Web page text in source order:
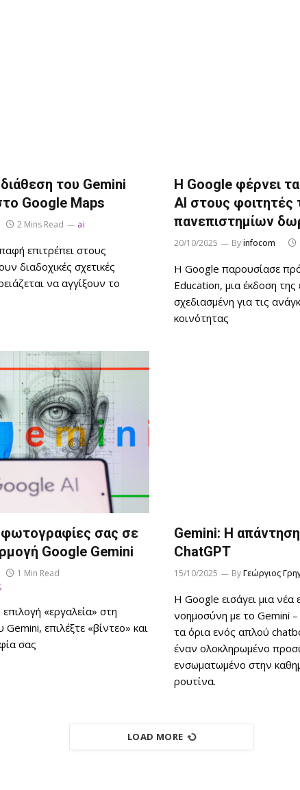
του Gemini
Google Maps
2 Mins Read ai
επιτρέπει στους
διαδοχικές σχετικές
να αγγίξουν το
Η Google φέρνει
ΑΙ στους
πανεπιστημίων
20/10/2025 Byinfocom
Η Google παρουσίασε
Education, μια έκδοση
σχεδιασμένη για τις
κοινότητας
σας σε
Google Gemini
1 Min Read
«εργαλεία» στη
επιλέξτε «βίντεο» και
σας
Gemini: Η
ChatGPT
15/10/2025 ByΓεώργιος
Η Google εισάγει μια νέα
νοημοσύνη με το Gemini
τα όρια ενός απλού
έναν ολοκληρωμένο
ενσωματωμένο στην
ρουτίνα.
LOAD MORE